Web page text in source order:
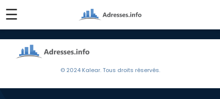
☰
© 2024 Kalear. Tous droits réservés.